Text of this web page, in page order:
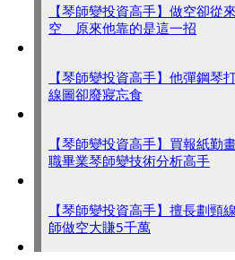
【琴師變投資高手】做空卻從
空 原來他靠的是這一招
【琴師變投資高手】他彈鋼
線圖卻廢寢忘食
【琴師變投資高手】買報紙
職畢業琴師變技術分析高手
【琴師變投資高手】擅長劃
師做空大賺5千萬